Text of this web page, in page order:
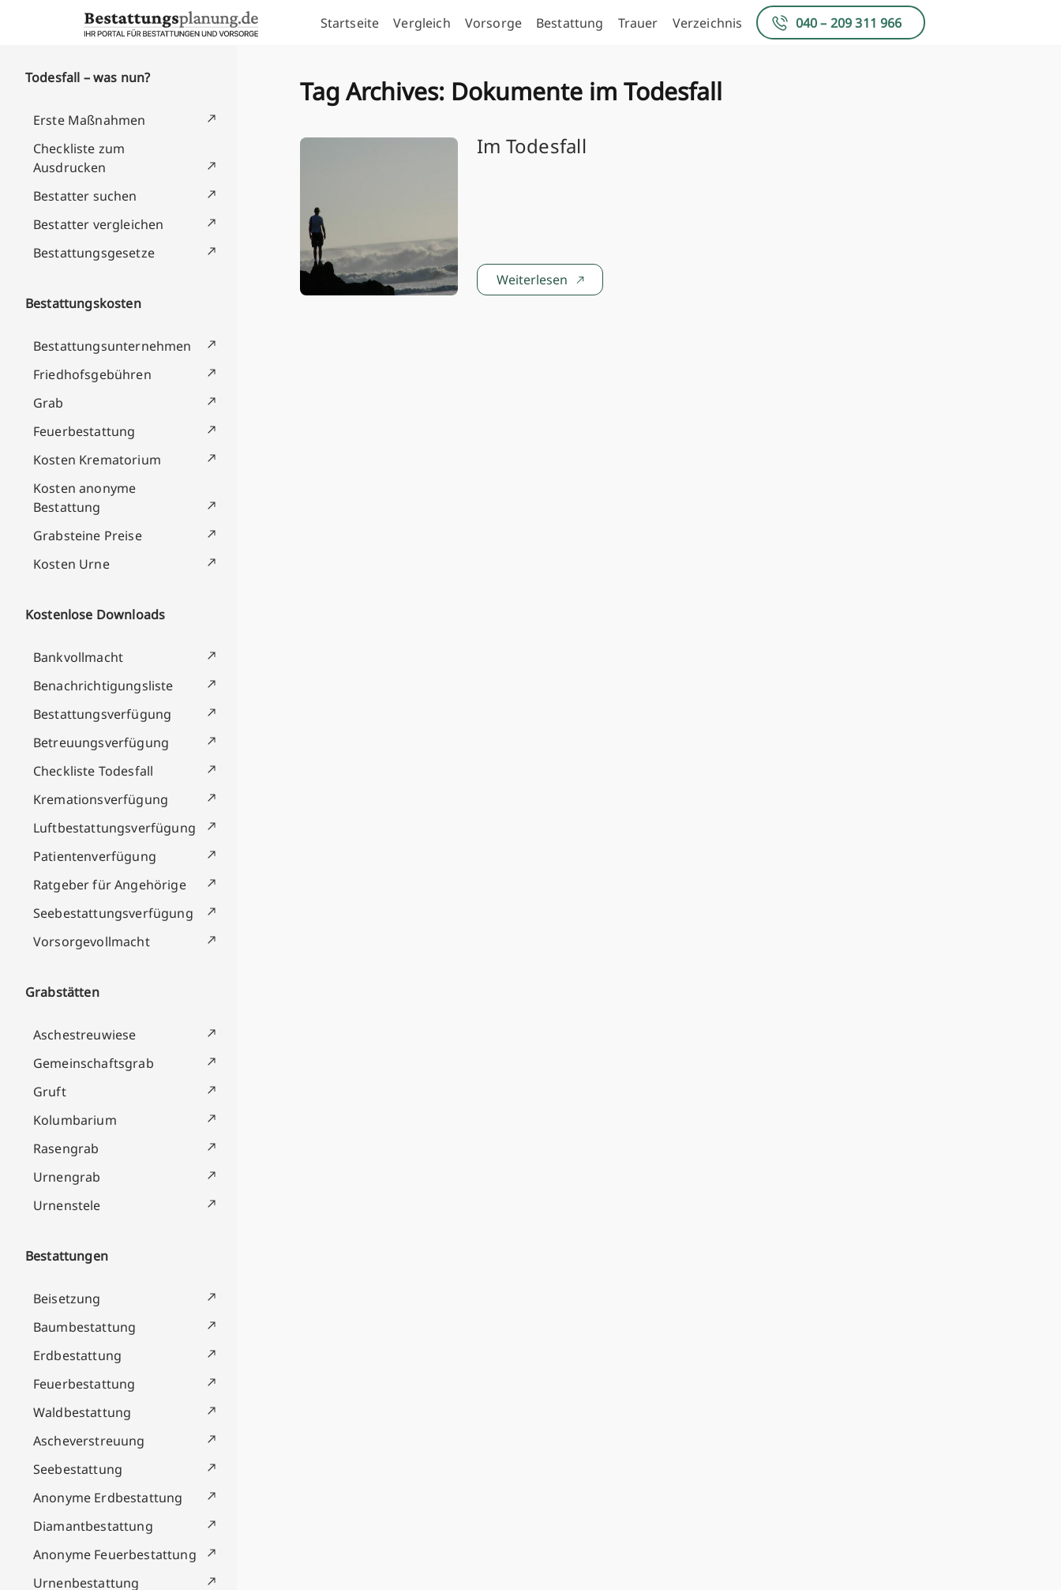
Skip to content
Startseite Vergleich Vorsorge Bestattung Trauer Verzeichnis 040 – 209 311 966
Todesfall – was nun?
Erste Maßnahmen
Checkliste zum
Ausdrucken
Bestatter suchen
Bestatter vergleichen
Bestattungsgesetze
Bestattungskosten
Bestattungsunternehmen
Friedhofsgebühren
Grab
Feuerbestattung
Kosten Krematorium
Kosten anonyme
Bestattung
Grabsteine Preise
Kosten Urne
Kostenlose Downloads
Bankvollmacht
Benachrichtigungsliste
Bestattungsverfügung
Betreuungsverfügung
Checkliste Todesfall
Kremationsverfügung
Luftbestattungsverfügung
Patientenverfügung
Ratgeber für Angehörige
Seebestattungsverfügung
Vorsorgevollmacht
Grabstätten
Aschestreuwiese
Gemeinschaftsgrab
Gruft
Kolumbarium
Rasengrab
Urnengrab
Urnenstele
Bestattungen
Beisetzung
Baumbestattung
Erdbestattung
Feuerbestattung
Waldbestattung
Ascheverstreuung
Seebestattung
Anonyme Erdbestattung
Diamantbestattung
Anonyme Feuerbestattung
Urnenbestattung
Tag Archives: Dokumente im Todesfall
Im Todesfall
Weiterlesen